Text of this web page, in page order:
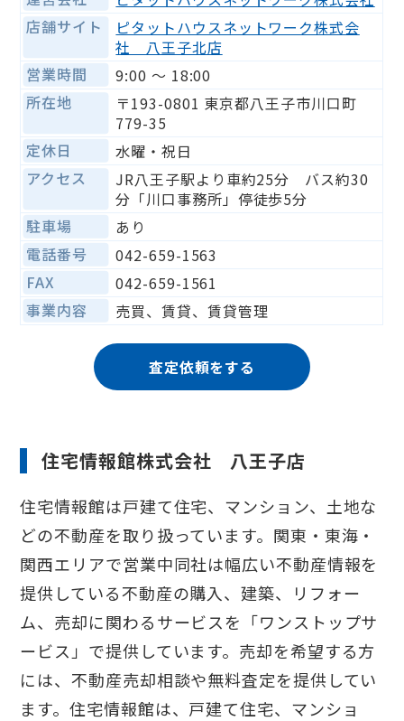
店舗サイト
ピタットハウスネットワーク株式会
社 八王子北店
営業時間
9:00 〜 18:00
所在地
〒193-0801 東京都八王子市川口町
779-35
定休日
水曜・祝日
アクセス
JR八王子駅より車約25分 バス約30
分「川口事務所」停徒歩5分
駐車場
あり
電話番号
042-659-1563
FAX
042-659-1561
事業内容
売買、賃貸、賃貸管理
査定依頼をする
住宅情報館株式会社 八王子店
住宅情報館は戸建て住宅、マンション、土地な
どの不動産を取り扱っています。関東・東海・
関西エリアで営業中同社は幅広い不動産情報を
提供している不動産の購入、建築、リフォー
ム、売却に関わるサービスを「ワンストップサ
ービス」で提供しています。売却を希望する方
には、不動産売却相談や無料査定を提供してい
ます。住宅情報館は、戸建て住宅、マンショ